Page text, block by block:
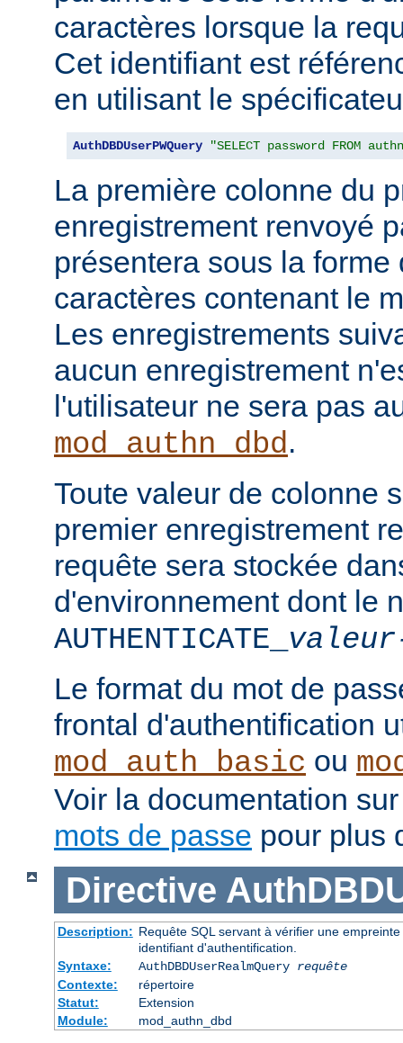
caractères lorsque la
Cet identifiant est
en utilisant le
AuthDBDUserPWQuery "SELECT password FROM
La première colonne du
enregistrement renvoyé
présentera sous la
caractères contenant le
Les enregistrements
aucun enregistrement
l'utilisateur ne sera pas
mod_authn_dbd.
Toute valeur de colonne
premier enregistrement
requête sera stockée
d'environnement dont le
AUTHENTICATE_
Le format du mot de
frontal d'authentification
mod_auth_basic ou
Voir la documentation
mots de passe pour plus
Directive
Description: Requête SQL servant à vérifier une
identifiant d'authentification.
Syntaxe:
AuthDBDUserRealmQuery requête
Contexte:
répertoire
Statut:
Extension
Module:
mod_authn_dbd